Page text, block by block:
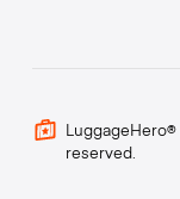
reserved.